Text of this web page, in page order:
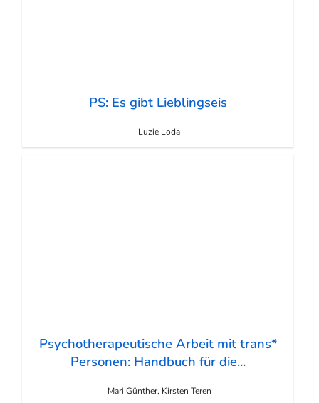
PS: Es gibt Lieblingseis
Luzie Loda
Psychotherapeutische Arbeit mit trans*
Personen: Handbuch für die...
Mari Günther, Kirsten Teren